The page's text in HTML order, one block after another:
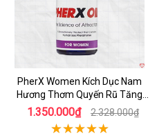
PherX Women Kích Dục Nam
Hương Thơm Quyến Rũ Tăng
Ham Muốn
1.350.000₫ 2.328.000₫